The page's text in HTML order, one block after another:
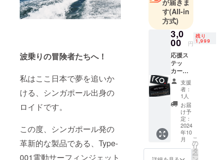
波乗りの冒険者たちへ！
私はここ日本で夢を追いか
ける、シンガポール出身の
ロイドです。
この度、シンガポール発の
革新的な製品である、Type-
001電動サーフィンジェット
が届きま
す(All-in
方式)
3,0
00 円
残り
1,999
応援ス
テッ
カー
セット
セット
このリ
ターン
には以
下が含
まれま
す： ・
TKO
ジャパ
ンの限
支援
者：
1人
お届
け予
定：
2024
年10
月
こ
の
リ
タ
ー